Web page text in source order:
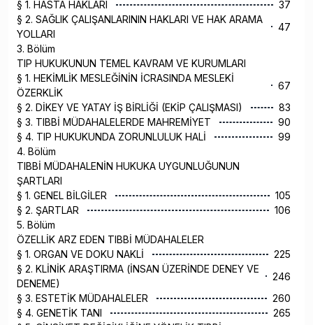
§ 1. HASTA HAKLARI
37
§ 2. SAĞLIK ÇALIŞANLARININ HAKLARI VE HAK ARAMA
YOLLARI
47
3. Bölüm
TIP HUKUKUNUN TEMEL KAVRAM VE KURUMLARI
§ 1. HEKİMLİK MESLEĞİNİN İCRASINDA MESLEKİ
ÖZERKLİK
67
§ 2. DİKEY VE YATAY İŞ BİRLİĞİ (EKİP ÇALIŞMASI)
83
§ 3. TIBBİ MÜDAHALELERDE MAHREMİYET
90
§ 4. TIP HUKUKUNDA ZORUNLULUK HALİ
99
4. Bölüm
TIBBİ MÜDAHALENİN HUKUKA UYGUNLUĞUNUN
ŞARTLARI
§ 1. GENEL BİLGİLER
105
§ 2. ŞARTLAR
106
5. Bölüm
ÖZELLİK ARZ EDEN TIBBİ MÜDAHALELER
§ 1. ORGAN VE DOKU NAKLİ
225
§ 2. KLİNİK ARAŞTIRMA (İNSAN ÜZERİNDE DENEY VE
DENEME)
246
§ 3. ESTETİK MÜDAHALELER
260
§ 4. GENETİK TANI
265